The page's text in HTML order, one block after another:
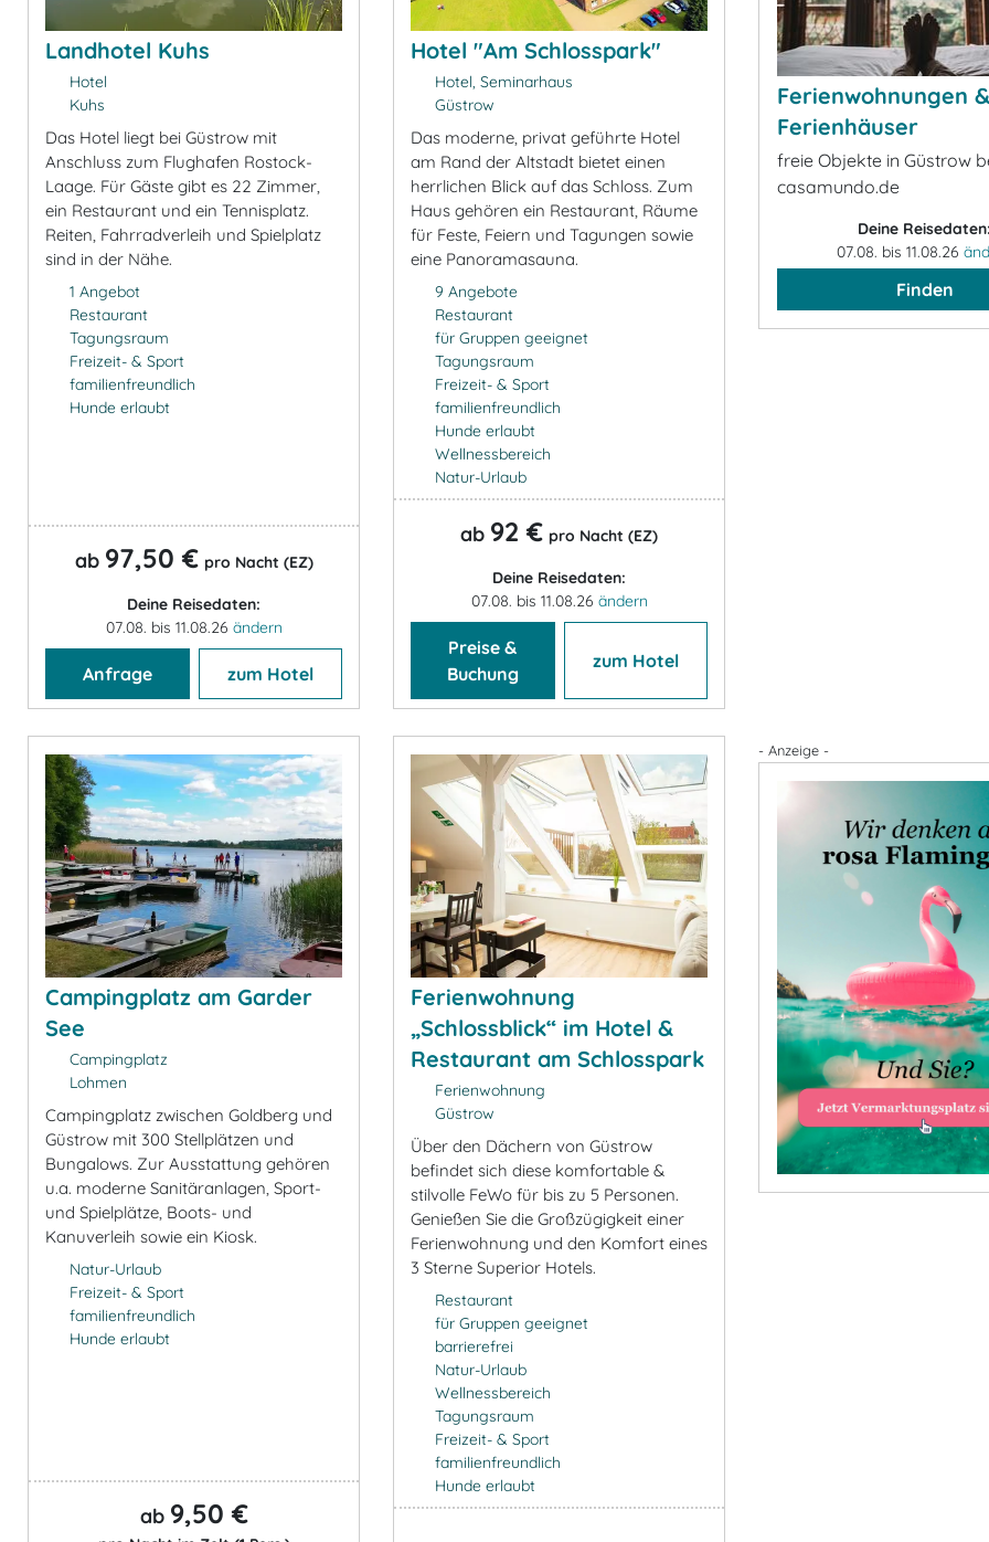
Landhotel Kuhs
Hotel
Kuhs
Das Hotel liegt bei Güstrow mit
Anschluss zum Flughafen Rostock-
Laage. Für Gäste gibt es 22 Zimmer,
ein Restaurant und ein Tennisplatz.
Reiten, Fahrradverleih und Spielplatz
sind in der Nähe.
1 Angebot
Restaurant
Tagungsraum
Freizeit- & Sport
familienfreundlich
Hunde erlaubt
ab 97,50 € pro Nacht (EZ)
Deine Reisedaten:
07.08. bis 11.08.26 ändern
Anfrage zum Hotel
Hotel "Am Schlosspark"
Hotel, Seminarhaus
Güstrow
Das moderne, privat geführte Hotel
am Rand der Altstadt bietet einen
herrlichen Blick auf das Schloss. Zum
Haus gehören ein Restaurant, Räume
für Feste, Feiern und Tagungen sowie
eine Panoramasauna.
9 Angebote
Restaurant
für Gruppen geeignet
Tagungsraum
Freizeit- & Sport
familienfreundlich
Hunde erlaubt
Wellnessbereich
Natur-Urlaub
ab 92 € pro Nacht (EZ)
Deine Reisedaten:
07.08. bis 11.08.26 ändern
Preise &
Buchung
zum Hotel
Ferienwohnungen &
Ferienhäuser
freie Objekte in Güstrow
casamundo.de
Deine
07.08. bis 11.08.26
Finden
Campingplatz am Garder
See
Campingplatz
Lohmen
Campingplatz zwischen Goldberg und
Güstrow mit 300 Stellplätzen und
Bungalows. Zur Ausstattung gehören
u.a. moderne Sanitäranlagen, Sport-
und Spielplätze, Boots- und
Kanuverleih sowie ein Kiosk.
Natur-Urlaub
Freizeit- & Sport
familienfreundlich
Hunde erlaubt
ab 9,50 €
Ferienwohnung
„Schlossblick“ im Hotel &
Restaurant am Schlosspark
Ferienwohnung
Güstrow
Über den Dächern von Güstrow
befindet sich diese komfortable &
stilvolle FeWo für bis zu 5 Personen.
Genießen Sie die Großzügigkeit einer
Ferienwohnung und den Komfort eines
3 Sterne Superior Hotels.
Restaurant
für Gruppen geeignet
barrierefrei
Natur-Urlaub
Wellnessbereich
Tagungsraum
Freizeit- & Sport
familienfreundlich
Hunde erlaubt
- Anzeige -